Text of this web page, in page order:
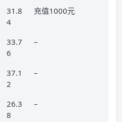
31.8
4
充值1000元
33.7
6
–
37.1
2
–
26.3
8
–